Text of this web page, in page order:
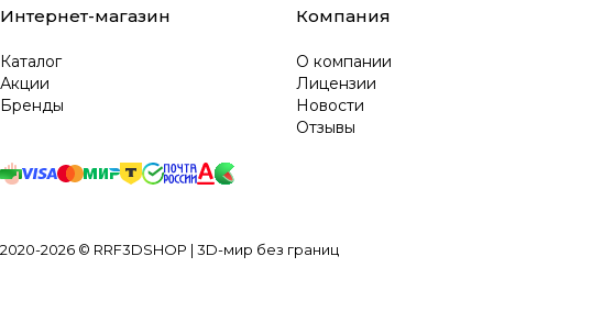
Интернет-магазин
Каталог
Акции
Бренды
Компания
О компании
Лицензии
Новости
Отзывы
2020-2026 © RRF3DSHOP | 3D-мир без границ